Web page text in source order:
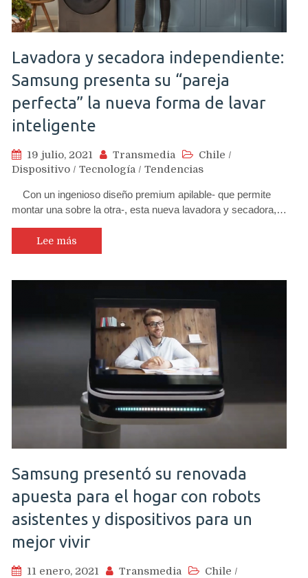
Lavadora y secadora independiente:
Samsung presenta su “pareja
perfecta” la nueva forma de lavar
inteligente
19 julio, 2021 Transmedia Chile /
Dispositivo / Tecnología / Tendencias
Con un ingenioso diseño premium apilable- que permite
montar una sobre la otra-, esta nueva lavadora y secadora,…
Lee más
Samsung presentó su renovada
apuesta para el hogar con robots
asistentes y dispositivos para un
mejor vivir
11 enero, 2021 Transmedia Chile /